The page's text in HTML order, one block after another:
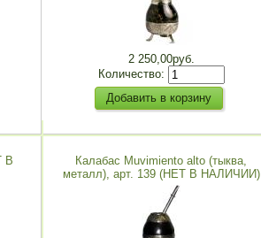
2 250,00руб.
Количество:
В
Калабас Muvimiento alto (тыква,
металл), арт. 139 (НЕТ В НАЛИЧИИ)